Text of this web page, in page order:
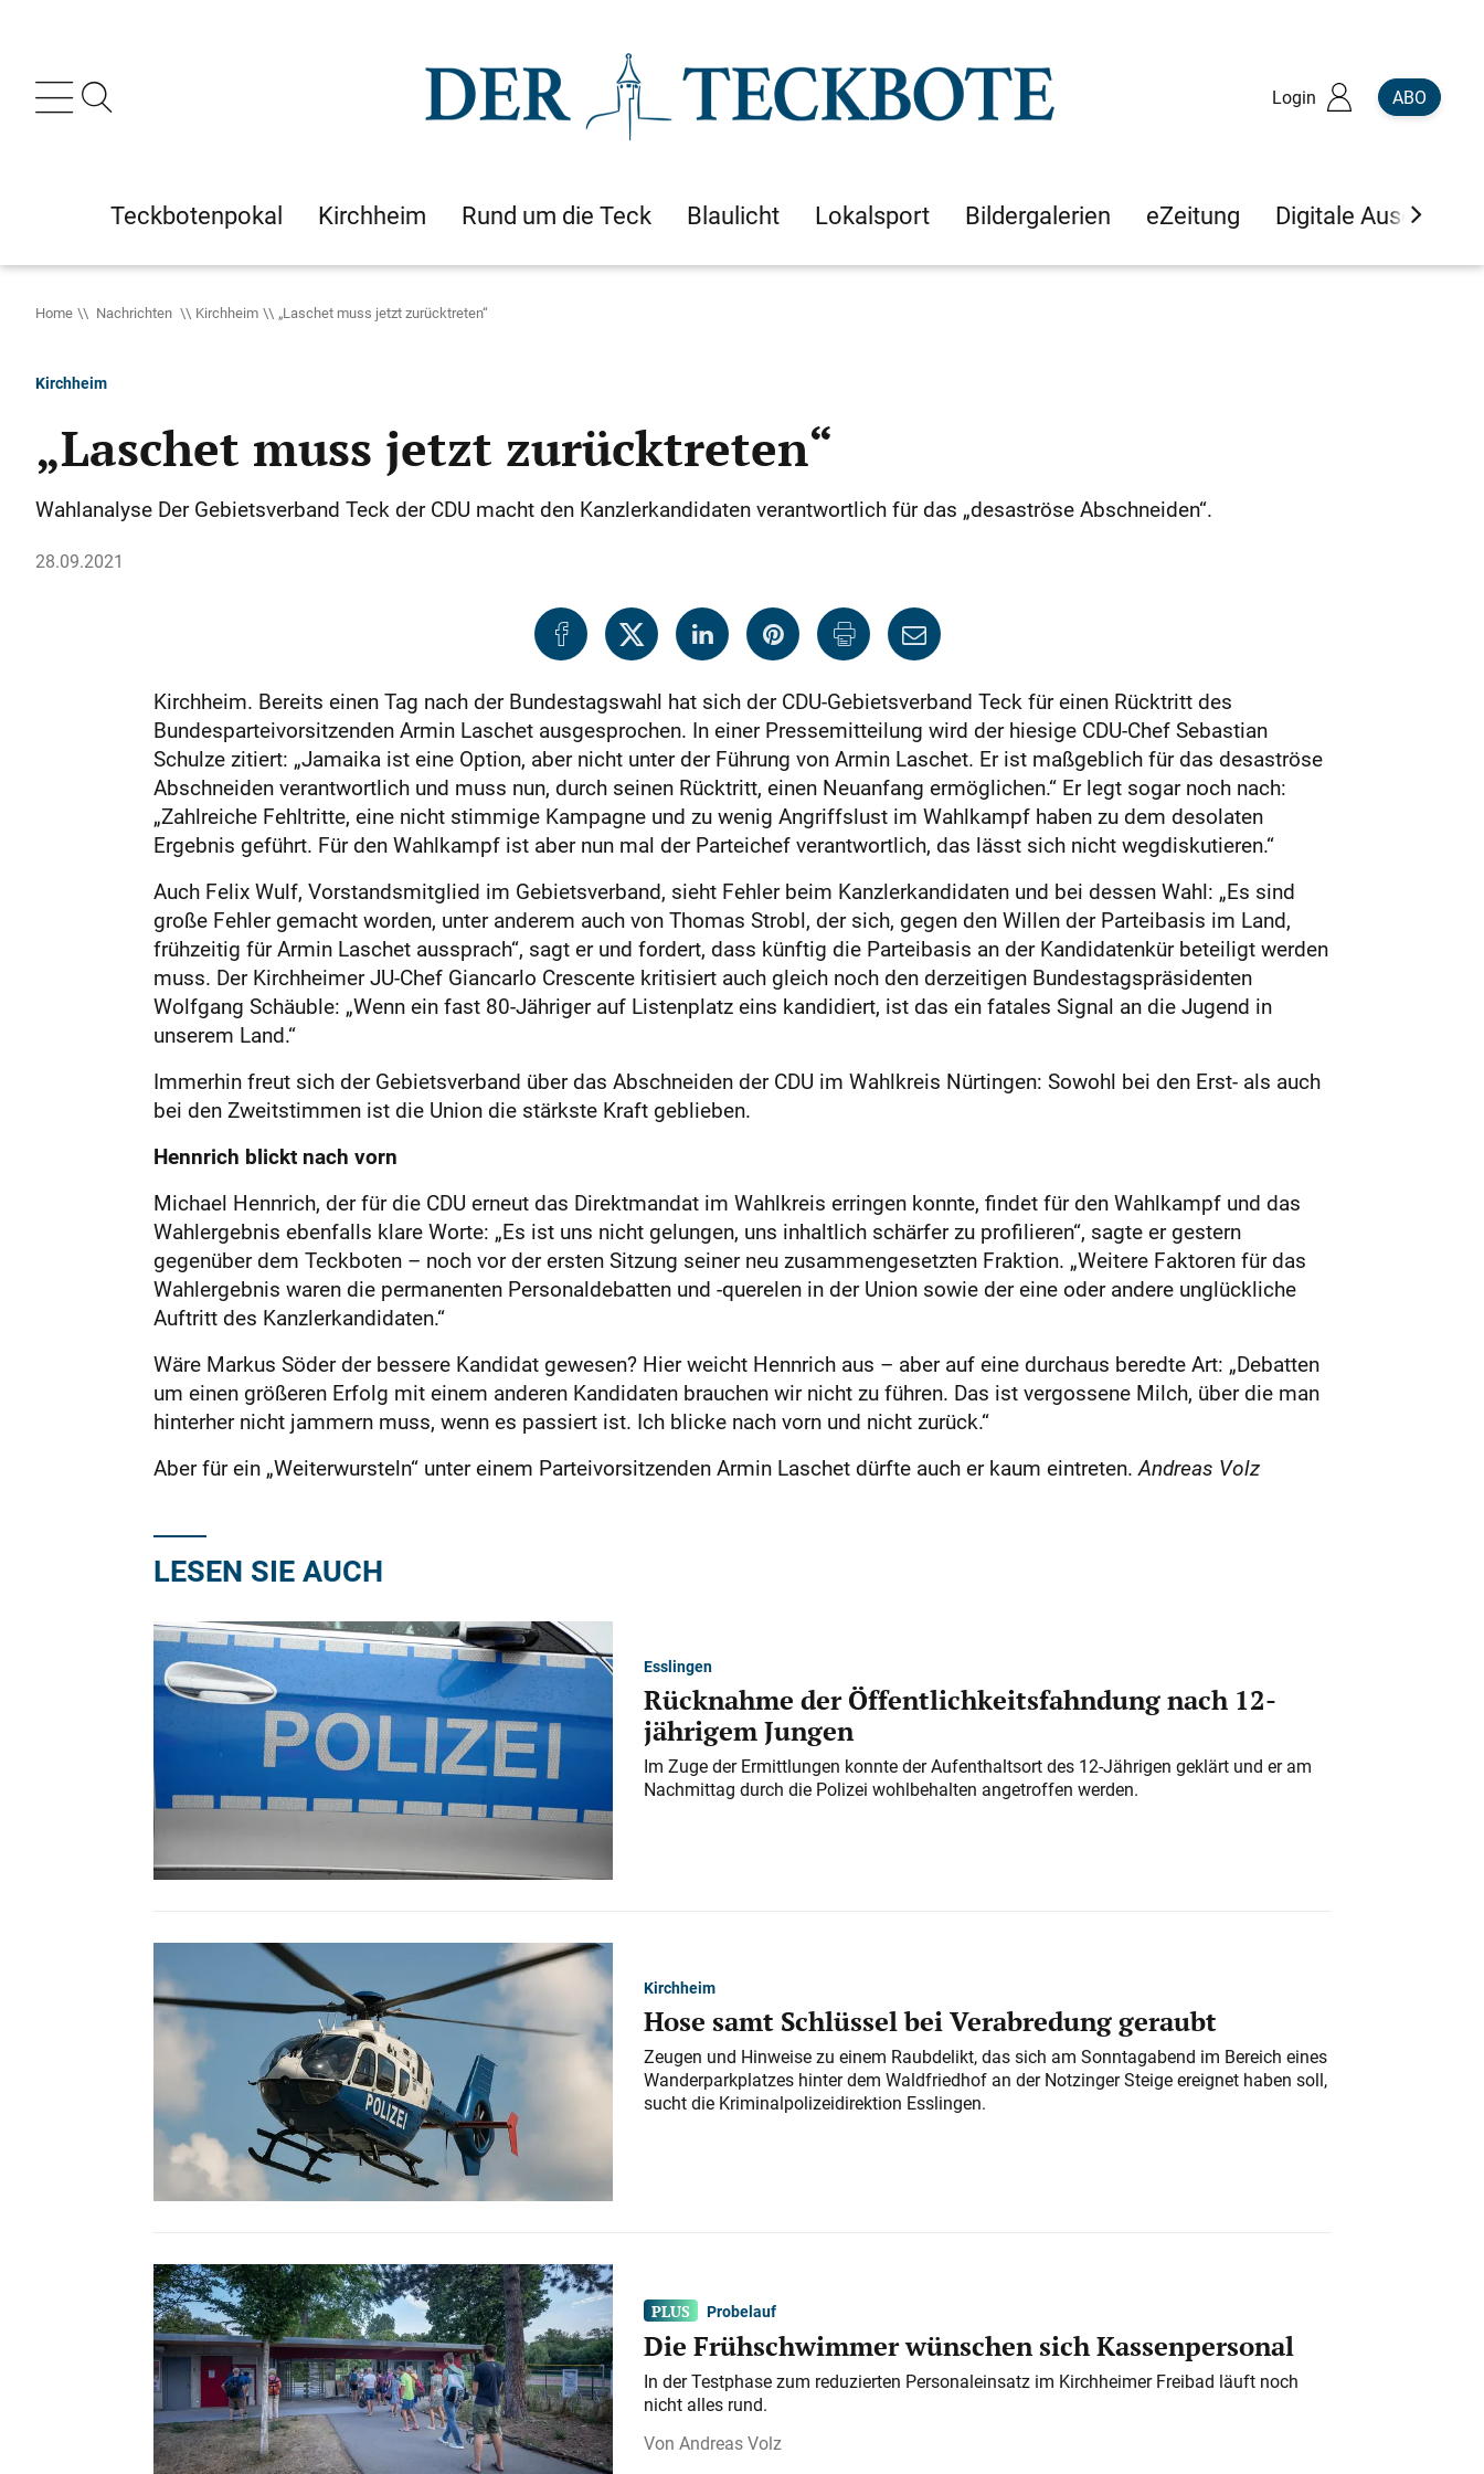
Login ABO
Teckbotenpokal Kirchheim Rund um die Teck Blaulicht Lokalsport Bildergalerien eZeitung Digitale Ausgaben
Home Nachrichten Kirchheim „Laschet muss jetzt zurücktreten“
Kirchheim
„Laschet muss jetzt zurücktreten“
Wahlanalyse Der Gebietsverband Teck der CDU macht den Kanzlerkandidaten verantwortlich für das „desaströse Abschneiden“.
28.09.2021
Kirchheim. Bereits einen Tag nach der Bundestagswahl hat sich der CDU-Gebietsverband Teck für einen Rücktritt des
Bundesparteivorsitzenden Armin Laschet ausgesprochen. In einer Pressemitteilung wird der hiesige CDU-Chef Sebastian
Schulze zitiert: „Jamaika ist eine Option, aber nicht unter der Führung von Armin Laschet. Er ist maßgeblich für das desaströse
Abschneiden verantwortlich und muss nun, durch seinen Rücktritt, einen Neuanfang ermöglichen.“ Er legt sogar noch nach:
„Zahlreiche Fehltritte, eine nicht stimmige Kampagne und zu wenig Angriffslust im Wahlkampf haben zu dem desolaten
Ergebnis geführt. Für den Wahlkampf ist aber nun mal der Parteichef verantwortlich, das lässt sich nicht wegdiskutieren.“
Auch Felix Wulf, Vorstandsmitglied im Gebietsverband, sieht Fehler beim Kanzlerkandidaten und bei dessen Wahl: „Es sind
große Fehler gemacht worden, unter anderem auch von Thomas Strobl, der sich, gegen den Willen der Parteibasis im Land,
frühzeitig für Armin Laschet aussprach“, sagt er und fordert, dass künftig die Parteibasis an der Kandidatenkür beteiligt werden
muss. Der Kirchheimer JU-Chef Giancarlo Crescente kritisiert auch gleich noch den derzeitigen Bundestagspräsidenten
Wolfgang Schäuble: „Wenn ein fast 80-Jähriger auf Listenplatz eins kandidiert, ist das ein fatales Signal an die Jugend in
unserem Land.“
Immerhin freut sich der Gebietsverband über das Abschneiden der CDU im Wahlkreis Nürtingen: Sowohl bei den Erst- als auch
bei den Zweitstimmen ist die Union die stärkste Kraft geblieben.
Hennrich blickt nach vorn
Michael Hennrich, der für die CDU erneut das Direktmandat im Wahlkreis erringen konnte, findet für den Wahlkampf und das
Wahlergebnis ebenfalls klare Worte: „Es ist uns nicht gelungen, uns inhaltlich schärfer zu profilieren“, sagte er gestern
gegenüber dem Teckboten – noch vor der ersten Sitzung seiner neu zusammengesetzten Fraktion. „Weitere Faktoren für das
Wahlergebnis waren die permanenten Personaldebatten und -querelen in der Union sowie der eine oder andere unglückliche
Auftritt des Kanzlerkandidaten.“
Wäre Markus Söder der bessere Kandidat gewesen? Hier weicht Hennrich aus – aber auf eine durchaus beredte Art: „Debatten
um einen größeren Erfolg mit einem anderen Kandidaten brauchen wir nicht zu führen. Das ist vergossene Milch, über die man
hinterher nicht jammern muss, wenn es passiert ist. Ich blicke nach vorn und nicht zurück.“
Aber für ein „Weiterwursteln“ unter einem Parteivorsitzenden Armin Laschet dürfte auch er kaum eintreten.Andreas Volz
LESEN SIE AUCH
Esslingen
Rücknahme der Öffentlichkeitsfahndung nach 12-
jährigem Jungen
Im Zuge der Ermittlungen konnte der Aufenthaltsort des 12-Jährigen geklärt und er am
Nachmittag durch die Polizei wohlbehalten angetroffen werden.
Kirchheim
Hose samt Schlüssel bei Verabredung geraubt
Zeugen und Hinweise zu einem Raubdelikt, das sich am Sonntagabend im Bereich eines
Wanderparkplatzes hinter dem Waldfriedhof an der Notzinger Steige ereignet haben soll,
sucht die Kriminalpolizeidirektion Esslingen.
Probelauf
Die Frühschwimmer wünschen sich Kassenpersonal
In der Testphase zum reduzierten Personaleinsatz im Kirchheimer Freibad läuft noch
nicht alles rund.
Andreas Volz